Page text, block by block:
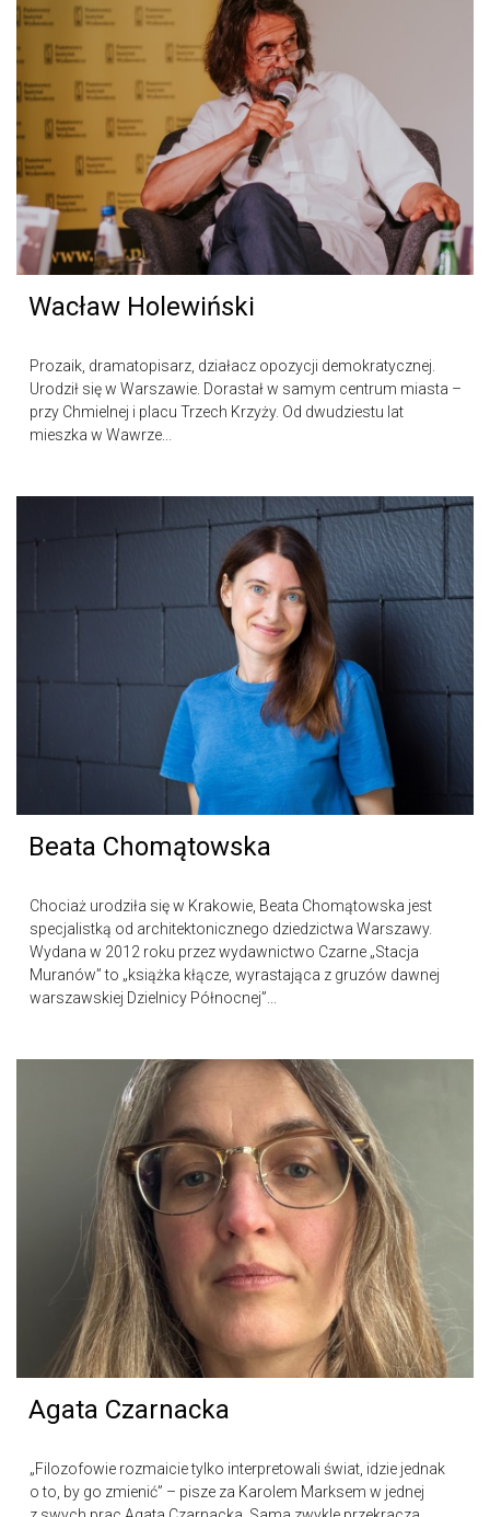
Wacław Holewiński
Prozaik, dramatopisarz, działacz opozycji demokratycznej.
Urodził się w Warszawie. Dorastał w samym centrum miasta –
przy Chmielnej i placu Trzech Krzyży. Od dwudziestu lat
mieszka w Wawrze...
Beata Chomątowska
Chociaż urodziła się w Krakowie, Beata Chomątowska jest
specjalistką od architektonicznego dziedzictwa Warszawy.
Wydana w 2012 roku przez wydawnictwo Czarne „Stacja
Muranów” to „książka kłącze, wyrastająca z gruzów dawnej
warszawskiej Dzielnicy Północnej”...
Agata Czarnacka
„Filozofowie rozmaicie tylko interpretowali świat, idzie jednak
o to, by go zmienić” – pisze za Karolem Marksem w jednej